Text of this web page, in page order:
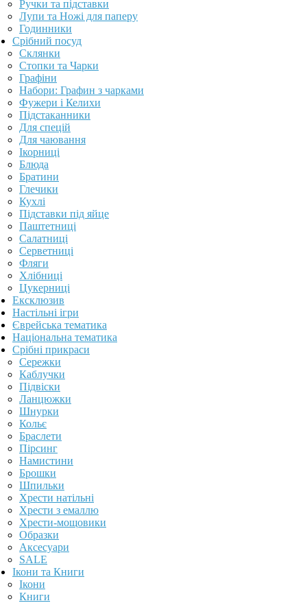
Ручки та підставки
Лупи та Ножі для паперу
Годинники
Срібний посуд
Склянки
Стопки та Чарки
Графіни
Набори: Графин з чарками
Фужери і Келихи
Підстаканники
Для спецій
Для чаювання
Ікорниці
Блюда
Братини
Глечики
Кухлі
Підставки під яйце
Паштетниці
Салатниці
Серветниці
Фляги
Хлібниці
Цукерниці
Ексклюзив
Настільні ігри
Єврейська тематика
Національна тематика
Срібні прикраси
Сережки
Каблучки
Підвіски
Ланцюжки
Шнурки
Кольє
Браслети
Пірсинг
Намистини
Брошки
Шпильки
Хрести натільні
Хрести з емаллю
Хрести-мощовики
Образки
Аксесуари
SALE
Ікони та Книги
Ікони
Книги